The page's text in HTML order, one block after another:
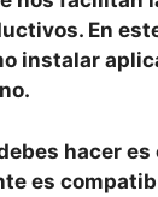
En
instalar
.
hacer
es